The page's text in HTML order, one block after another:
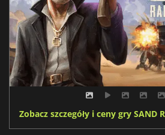
Zobacz szczegóły i ceny gry SAND